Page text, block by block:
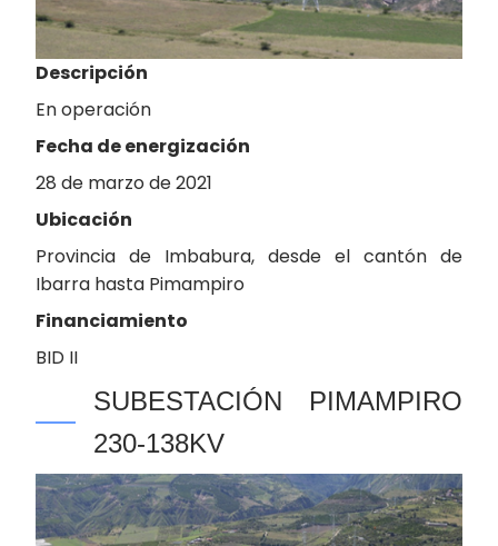
Descripción
En operación
Fecha de energización
28 de marzo de 2021
Ubicación
Provincia de Imbabura, desde el cantón de
Ibarra hasta Pimampiro
Financiamiento
BID II
SUBESTACIÓN PIMAMPIRO
230-138KV